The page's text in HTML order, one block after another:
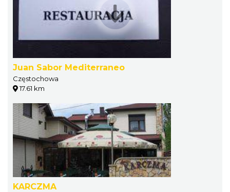
Juan Sabor Mediterraneo
Częstochowa
17.61 km
KARCZMA